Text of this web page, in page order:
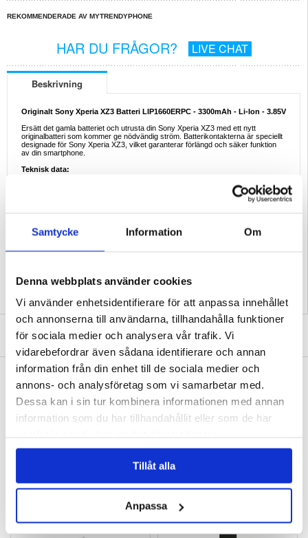
Samtycke Information Om
Denna webbplats använder cookies
Vi använder enhetsidentifierare för att anpassa innehållet
och annonserna till användarna, tillhandahålla funktioner
för sociala medier och analysera vår trafik. Vi
vidarebefordrar även sådana identifierare och annan
information från din enhet till de sociala medier och
annons- och analysföretag som vi samarbetar med.
Dessa kan i sin tur kombinera informationen med annan
information som du har tillhandahållit eller som de har
Tillåt alla
Anpassa
REKOMMENDERADE AV MYTRENDYPHONE
HAR DU FRÅGOR? LIVE CHAT
Beskrivning
Originalt Sony Xperia XZ3 Batteri LIP1660ERPC - 3300mAh - Li-Ion - 3.85V
Ersätt det gamla batteriet och utrusta din Sony Xperia XZ3 med ett nytt
originalbatteri som kommer ge nödvändig ström. Batterikontakterna är speciellt
designade för Sony Xperia XZ3, vilket garanterar förlängd och säker funktion
av din smartphone.
Teknisk data:
EAN: 5712579975362
Relaterade kategorier:Mobiltillbehör
Sony Xperia 10 V Flipfodral - Kolfiber -
136,00kr
Samsung Galaxy S10 Batteri EB-BG973ABU -
3400mAh
Värmebeständig Dubbelhäftande Tejp - 3mm -
Huawei Mate 9, Mate 9 Pro, Y7 Batteri